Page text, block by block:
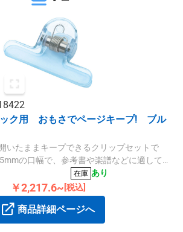
ク用 おもさでページキープ! ブル
いたままキープできるクリップセットで
の口幅で、参考書や楽譜などに適してい
読み取りも容易です。
在庫 あり
￥2,217.6~ [税込]
商品詳細ページへ